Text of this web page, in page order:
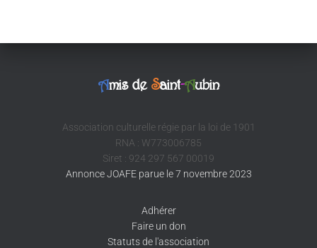
Amis de Saint-Aubin
Association culturelle régie par la loi de 1901
RNA : W773006785
Siret : 924 297 567 00019
Annonce JOAFE parue le 7 novembre 2023
Adhérer
Faire un don
Statuts de l'association